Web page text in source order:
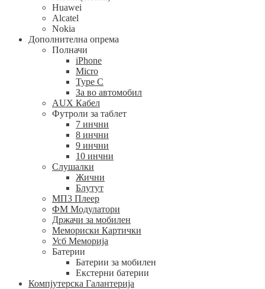
Huawei
Alcatel
Nokia
Дополнителна опрема
Полначи
iPhone
Micro
Type C
За во автомобил
AUX Кабел
Футроли за таблет
7 инчни
8 инчни
9 инчни
10 инчни
Слушалки
Жични
Блутут
МП3 Плеер
ФМ Модулатори
Држачи за мобилен
Мемориски Картички
Усб Меморија
Батерии
Батерии за мобилен
Екстерни батерии
Компјутерска Галантерија